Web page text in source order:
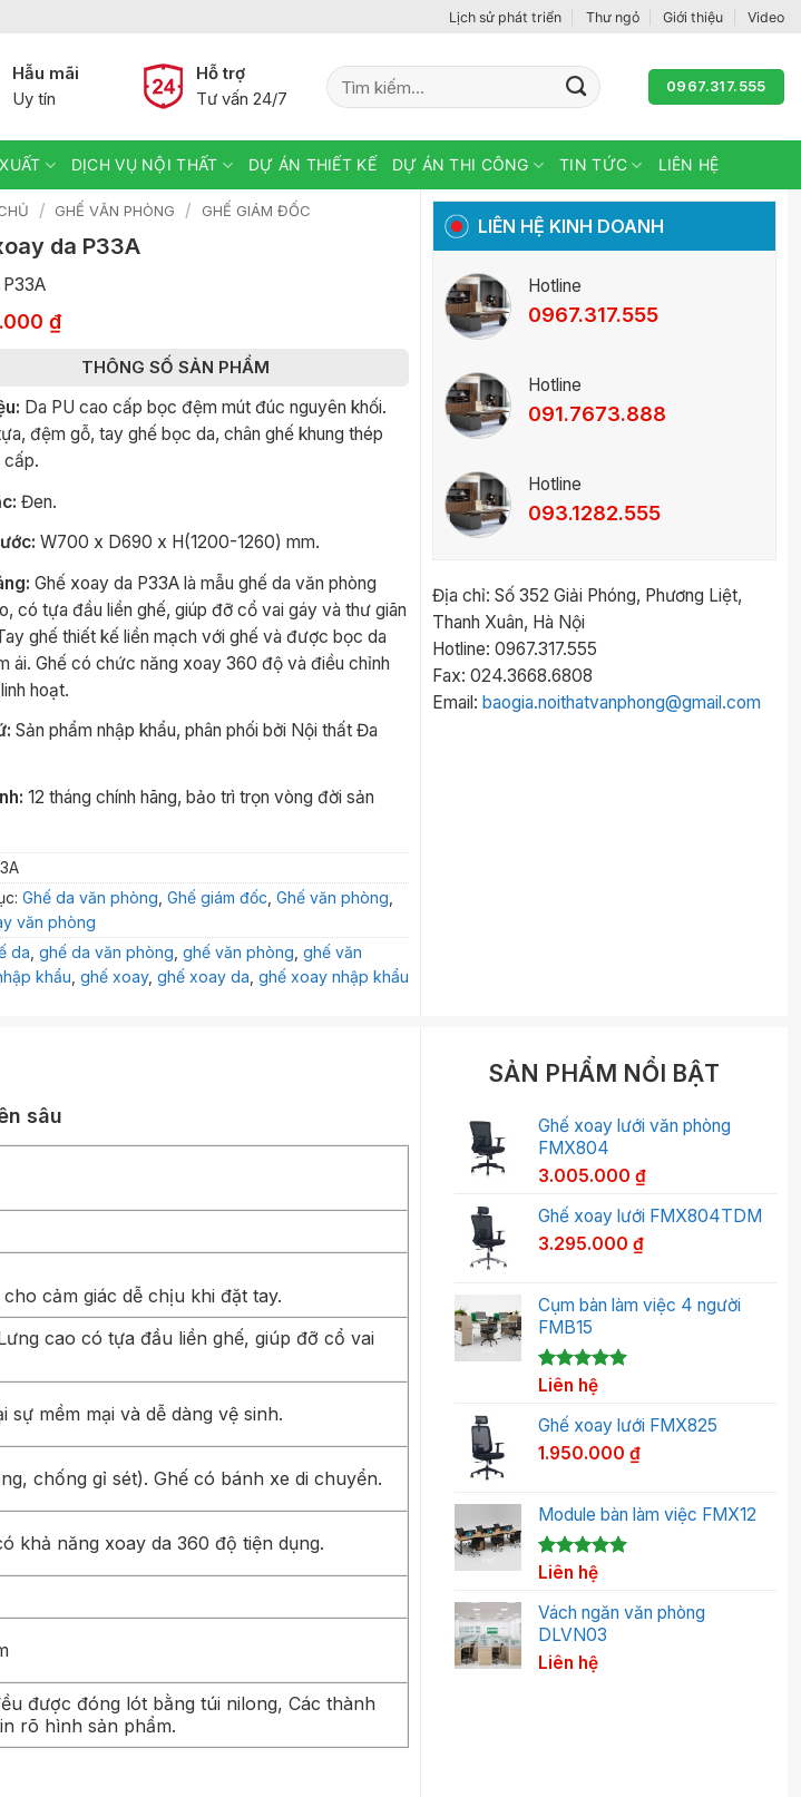
Lịch sử phát triển Thư ngỏ Giới thiệu Video
Hẫu mãi
Uy tín
Hỗ trợ
Tư vấn 24/7
Tìm
kiếm:
0967.317.555
DỊCH VỤ NỘI THẤT DỰ ÁN THIẾT KẾ DỰ ÁN THI CÔNG TIN TỨC LIÊN HỆ
/ GHẾ VĂN PHÒNG / GHẾ GIÁM ĐỐC
da P33A
P33A
₫
THÔNG SỐ SẢN PHẨM
Da PU cao cấp bọc đệm mút đúc nguyên khối.
đệm gỗ, tay ghế bọc da, chân ghế khung thép
cấp.
Đen.
W700 x D690 x H(1200-1260) mm.
Ghế xoay da P33A là mẫu ghế da văn phòng
có tựa đầu liền ghế, giúp đỡ cổ vai gáy và thư giãn
ghế thiết kế liền mạch với ghế và được bọc da
ái. Ghế có chức năng xoay 360 độ và điều chỉnh
hoạt.
Sản phẩm nhập khẩu, phân phối bởi Nội thất Đa
12 tháng chính hãng, bảo trì trọn vòng đời sản
Ghế da văn phòng Ghế giám đốc Ghế văn phòng
văn phòng
da ghế da văn phòng ghế văn phòng ghế văn
khẩu ghế xoay, ghế xoay da ghế xoay nhập khẩu
LIÊN HỆ KINH DOANH
Hotline
0967.317.555
Hotline
091.7673.888
Hotline
093.1282.555
Địa chỉ: Số 352 Giải Phóng, Phương Liệt,
Thanh Xuân, Hà Nội
Hotline: 0967.317.555
Fax: 024.3668.6808
Email: baogia.noithatvanphong@gmail.com
sâu
cảm giác dễ chịu khi đặt tay.
cao có tựa đầu liền ghế, giúp đỡ cổ vai
mềm mại và dễ dàng vệ sinh.
chống gỉ sét). Ghế có bánh xe di chuyển.
khả năng xoay da 360 độ tiện dụng.
được đóng lót bằng túi nilong, Các thành
rõ hình sản phẩm.
SẢN PHẨM NỔI BẬT
Ghế xoay lưới văn phòng
FMX804
3.005.000₫
Ghế xoay lưới FMX804TDM
3.295.000₫
Cụm bàn làm việc 4 người
FMB15
5.00trên 5
dựa trên
1
đánh giá
Liên hệ
Ghế xoay lưới FMX825
1.950.000₫
Module bàn làm việc FMX12
5.00trên 5
dựa trên
1
đánh giá
Liên hệ
Vách ngăn văn phòng
DLVN03
Liên hệ